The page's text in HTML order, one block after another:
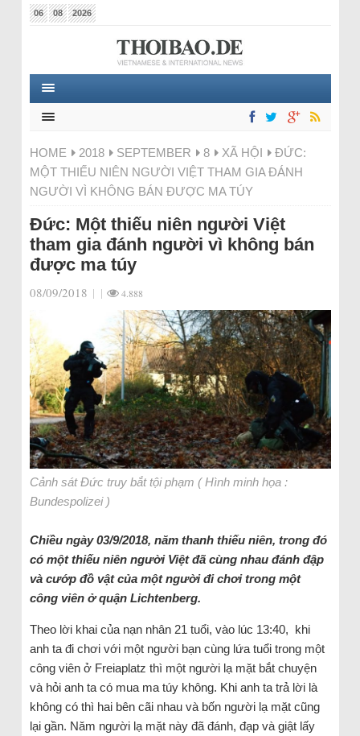
06 08 2026
HOME 2018 SEPTEMBER 8 XÃ HỘI
ĐỨC:
MỘT THIẾU NIÊN NGƯỜI VIỆT THAM GIA ĐÁNH
NGƯỜI VÌ KHÔNG BÁN ĐƯỢC MA TÚY
Đức: Một thiếu niên người Việt
tham gia đánh người vì không bán
được ma túy
08/09/2018 | | 4.888
Cảnh sát Đức truy bắt tội phạm ( Hình minh họa :
Bundespolizei )
Chiều ngày 03/9/2018, năm thanh thiếu niên, trong đó
có một thiếu niên người Việt đã cùng nhau đánh đập
và cướp đồ vật của một người đi chơi trong một
công viên ở quận Lichtenberg.
Theo lời khai của nạn nhân 21 tuổi, vào lúc 13:40, khi
anh ta đi chơi với một người bạn cùng lứa tuổi trong một
công viên ở Freiaplatz thì một người lạ mặt bắt chuyện
và hỏi anh ta có mua ma túy không. Khi anh ta trả lời là
không có thì hai bên cãi nhau và bốn người lạ mặt cũng
lại gần. Năm người lạ mặt này đã đánh, đạp và giật lấy